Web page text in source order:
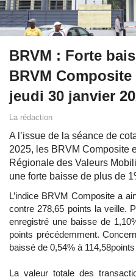
BRVM : Forte
BRVM Composite
jeudi 30 janvier
La rédaction
A l’issue de la séance de
2025, les BRVM Composite
Régionale des Valeurs
une forte baisse de plus de
L’indice BRVM Composite a
contre 278,65 points la veille.
enregistré une baisse de
points précédemment.
baissé de 0,54% à
La valeur totale des